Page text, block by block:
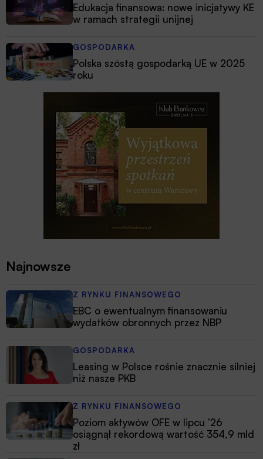
Edukacja finansowa: nowe inicjatywy KE
w ramach strategii unijnej
GOSPODARKA
Polska szóstą gospodarką UE w 2025
roku
Najnowsze
Z RYNKU FINANSOWEGO
EBC o ewentualnym finansowaniu
wydatków obronnych przez NBP
GOSPODARKA
Leasing w Polsce rośnie znacznie silniej
niż nasze PKB
Z RYNKU FINANSOWEGO
Poziom aktywów OFE w lipcu ’26
osiągnął rekordową wartość 354,9 mld
zł